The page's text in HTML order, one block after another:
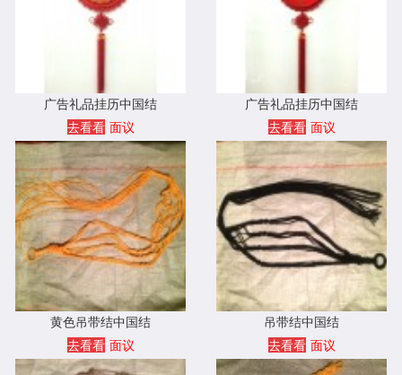
广告礼品挂历中国结
去看看 面议
广告礼品挂历中国结
去看看 面议
黄色吊带结中国结
去看看 面议
吊带结中国结
去看看 面议